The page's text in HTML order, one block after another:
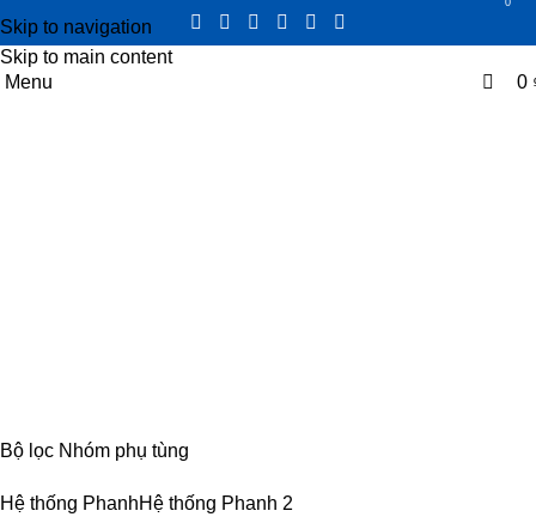
Skip to navigation
Skip to main content
Menu
0
0
Bộ lọc Nhóm phụ tùng
Hệ thống PhanhHệ thống Phanh 2